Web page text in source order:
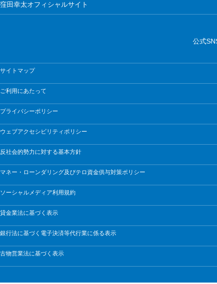
窪田幸太オフィシャルサイト
公式
サイトマップ
ご利用にあたって
プライバシーポリシー
ウェブアクセシビリティポリシー
反社会的勢力に対する基本方針
マネー・ローンダリング及びテロ資金供与対策ポリシー
ソーシャルメディア利用規約
貸金業法に基づく表示
銀行法に基づく電子決済等代行業に係る表示
古物営業法に基づく表示